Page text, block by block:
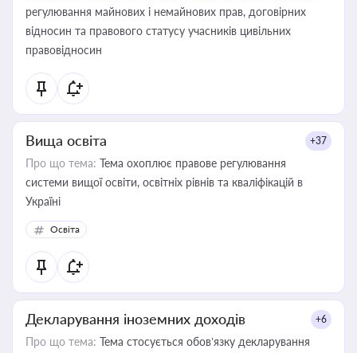
регулювання майнових і немайнових прав, договірних
відносин та правового статусу учасників цивільних
правовідносин
Вища освіта +37
Про що тема: Тема охоплює правове регулювання
системи вищої освіти, освітніх рівнів та кваліфікацій в
Україні
Освіта
Декларування іноземних доходів +6
Про що тема: Тема стосується обов’язку декларування